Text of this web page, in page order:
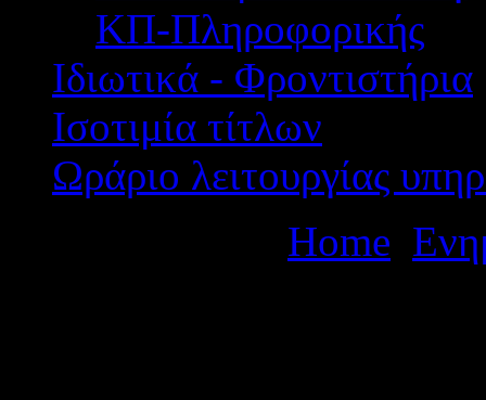
ΚΠ-Πληροφορικής
Ιδιωτικά - Φροντιστήρια
Ισοτιμία τίτλων
Ωράριο λειτουργίας
Home